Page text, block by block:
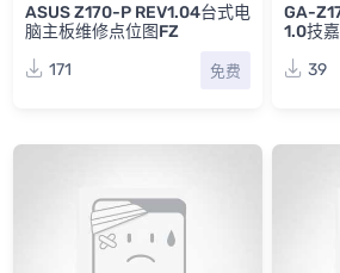
ASUS Z170-P REV1.04台式电
脑主板维修点位图FZ
171
免费
GA-
1.0技
39